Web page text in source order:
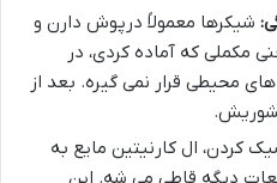
شیکرها معمولاً درپوش دارن و
مکملی که آماده کردی، در
محیطی قرار نمی گیره. بعد از
کردن، ال کارنیتین مایع به
دیگه قاطی می شه. این